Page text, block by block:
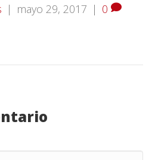
| mayo 29, 2017 | 0